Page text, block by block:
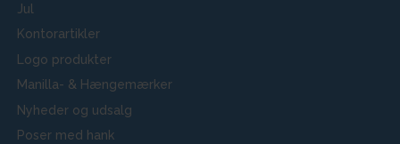
Jul
Kontorartikler
Logo produkter
Manilla- & Hængemærker
Nyheder og udsalg
Poser med hank